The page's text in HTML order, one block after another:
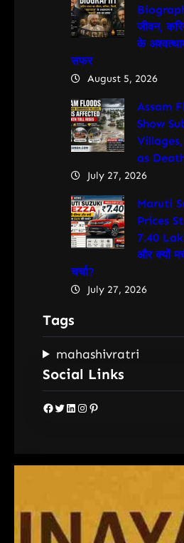
जीवन,
के
सफर
August 5, 2026
Assam
Show
as
July 27, 2026
Maruti
Prices
7.40
और क्यों
चर्चा?
July 27, 2026
Tags
mahashivratri
Social Links
Facebook Twitter LinkedIn Instagram Pinterest